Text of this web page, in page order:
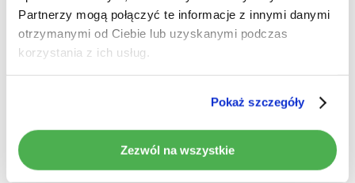
Partnerzy mogą połączyć te informacje z innymi danymi
otrzymanymi od Ciebie lub uzyskanymi podczas
korzystania z ich usług.
Pokaż szczegóły
Zezwól na wszystkie
📲 Hotspot z radia— po włożeniu karty SIM radio
🗺️ Nawigacja online i aplikacje— korzystanie z map,
muzyki i aplikacji wymagających internetu